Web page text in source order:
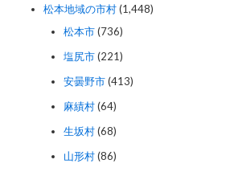
松本地域の市村(1,448)
松本市(736)
塩尻市(221)
安曇野市(413)
麻績村(64)
生坂村(68)
山形村(86)